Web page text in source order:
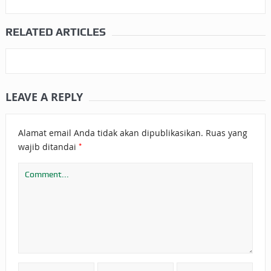
RELATED ARTICLES
LEAVE A REPLY
Alamat email Anda tidak akan dipublikasikan. Ruas yang
wajib ditandai *